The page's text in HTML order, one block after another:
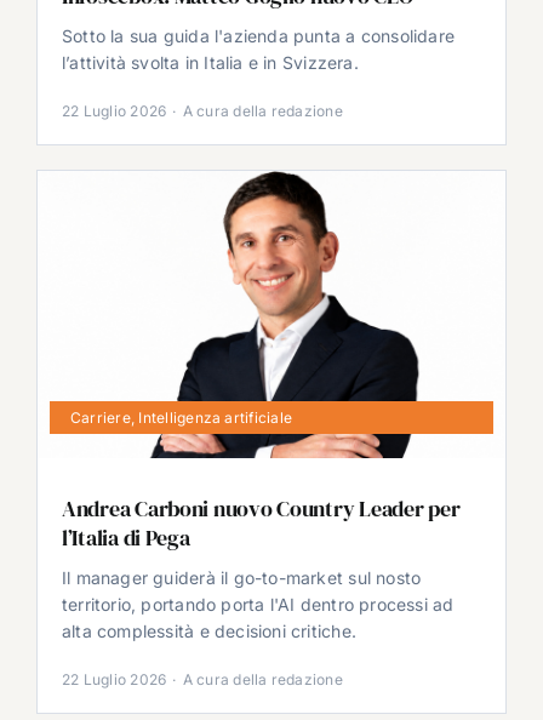
Sotto la sua guida l'azienda punta a consolidare
l’attività svolta in Italia e in Svizzera.
22 Luglio 2026 · A cura della redazione
Carriere, Intelligenza artificiale
Andrea Carboni nuovo Country Leader per
l’Italia di Pega
Il manager guiderà il go-to-market sul nosto
territorio, portando porta l'AI dentro processi ad
alta complessità e decisioni critiche.
22 Luglio 2026 · A cura della redazione